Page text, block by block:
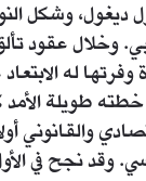
ديغول، وشكل
وخلال عقود
له
طويلة
والقانوني
وقد نجح في